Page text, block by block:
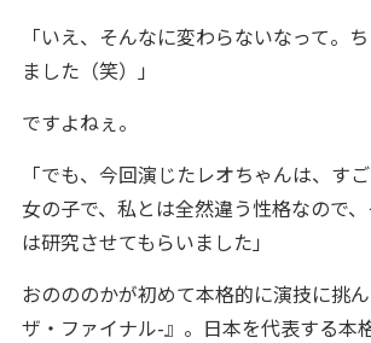
「いえ、そんなに変わらないなって。
ました（笑）」
ですよねぇ。
「でも、今回演じたレオちゃんは、す
女の子で、私とは全然違う性格なので
は研究させてもらいました」
おのののかが初めて本格的に演技に挑
ザ・ファイナル-』。日本を代表する本